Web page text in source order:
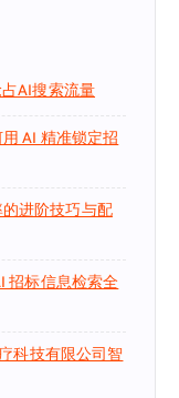
AI搜索流量
AI 精准锁定招
进阶技巧与配
招标信息检索全
科技有限公司智